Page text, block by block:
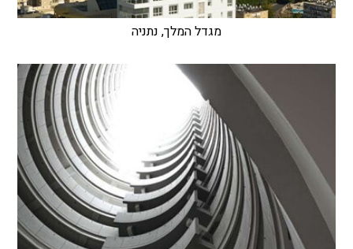
מגדל המלך, נתניה